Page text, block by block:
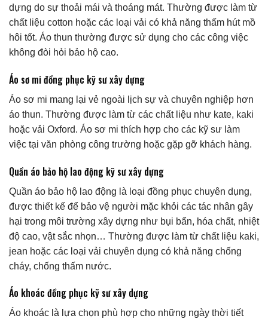
dựng do sự thoải mái và thoáng mát. Thường được làm từ
chất liệu cotton hoặc các loại vải có khả năng thấm hút mồ
hôi tốt. Áo thun thường được sử dụng cho các công việc
không đòi hỏi bảo hộ cao.
Áo sơ mi đồng phục kỹ sư xây dựng
Áo sơ mi mang lại vẻ ngoài lịch sự và chuyên nghiệp hơn
áo thun. Thường được làm từ các chất liệu như kate, kaki
hoặc vải Oxford. Áo sơ mi thích hợp cho các kỹ sư làm
việc tại văn phòng công trường hoặc gặp gỡ khách hàng.
Quần áo bảo hộ lao động kỹ sư xây dựng
Quần áo bảo hộ lao động là loại đồng phục chuyên dụng,
được thiết kế để bảo vệ người mặc khỏi các tác nhân gây
hại trong môi trường xây dựng như bụi bẩn, hóa chất, nhiệt
độ cao, vật sắc nhọn… Thường được làm từ chất liệu kaki,
jean hoặc các loại vải chuyên dụng có khả năng chống
cháy, chống thấm nước.
Áo khoác đồng phục kỹ sư xây dựng
Áo khoác là lựa chọn phù hợp cho những ngày thời tiết